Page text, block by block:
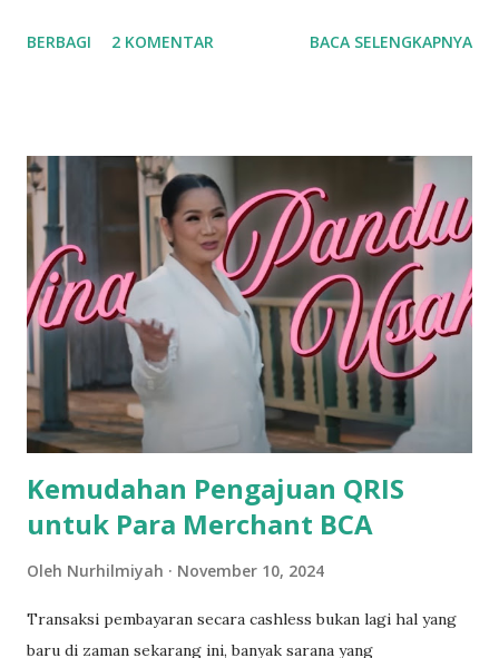
menabung, berinvestasi sampai dengan mengajukan
dengan Bank Saqu / Sumber gambar: Bank Saqu Keunggulan
Bank Digital Sedikit demi sedikit masyarakat Indonesia
memang sudah mulai beralih dari penggunaan produk
perbankan tradisional atau konvensional menuju produk
perbankan digital ini. Sebenarnya hal tersebut juga bukan
tanpa alasan. Melainkan karena bank digital sendiri
menawarkan lebih banyak keunggulan yang pastinya sulit
untuk dilewatkan, di antaranya adalah: Memberikan akses
layanan tanpa batas, keunggulan yang pertama tak lain
adalah karena kemudahan dalam h...
BERBAGI 2 KOMENTAR BACA SELENGKAPNYA
Kemudahan Pengajuan QRIS
untuk Para Merchant BCA
Oleh Nurhilmiyah November 10, 2024
Transaksi pembayaran secara cashless bukan lagi hal yang
baru di zaman sekarang ini, banyak sarana yang